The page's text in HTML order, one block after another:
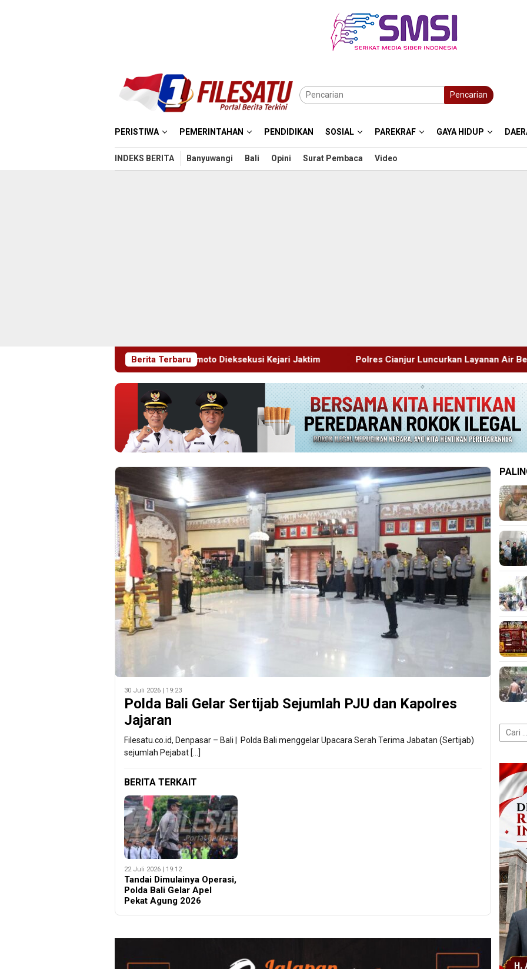
Pencarian
PERISTIWA PEMERINTAHAN PENDIDIKAN SOSIAL PAREKRAF GAYA HIDUP
INDEKS BERITA Banyuwangi Bali Opini Surat Pembaca Video
Berita Terbaru
Chalas Kromoto Dieksekusi Kejari Jaktim Polres Cianjur Luncurkan Layanan Air Bersih Gratis Atasi Krisis
30 Juli 2026 | 19:23
Polda Bali Gelar Sertijab Sejumlah PJU dan Kapolres
Jajaran
Filesatu.co.id, Denpasar – Bali | Polda Bali menggelar Upacara Serah Terima Jabatan (Sertijab)
sejumlah Pejabat […]
BERITA TERKAIT
22 Juli 2026 | 19:12
Tandai Dimulainya Operasi,
Polda Bali Gelar Apel
Pekat Agung 2026
Cari
untuk: